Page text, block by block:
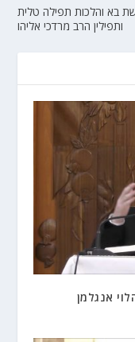
בא והלכות תפילה טלית
ותפילין הרב מרדכי אליהו
אנגלמן